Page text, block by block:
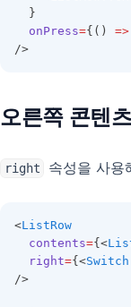
  }
onPress={() =>
/>
오른쪽 콘텐
right 속성을 사용
<ListRow
contents={<
right={<Switch
/>